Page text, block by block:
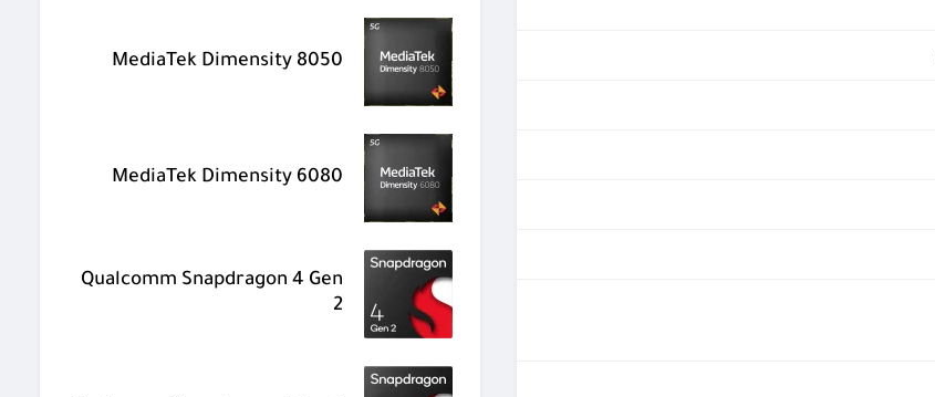
MediaTek Dimensity 8050
MediaTek Dimensity 6080
Qualcomm Snapdragon 4 Gen
2